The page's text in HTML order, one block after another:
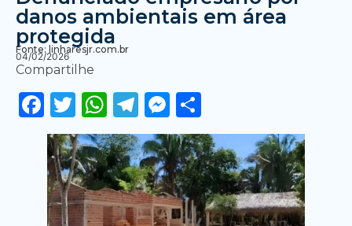
danos ambientais em área
protegida
Fonte: linharesjr.com.br
04/02/2026
Compartilhe
Facebook
Twitter
WhatsApp
Telegram
Messenger